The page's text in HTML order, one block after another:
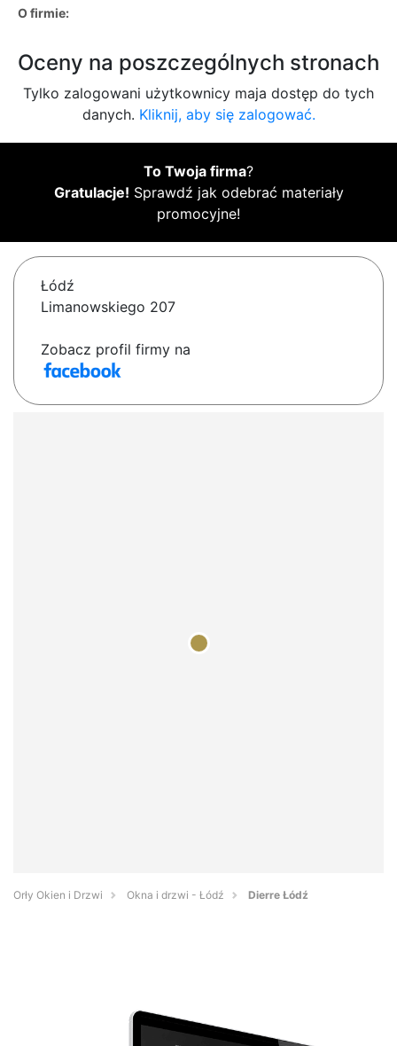
O firmie:
Oceny na poszczególnych stronach
Tylko zalogowani użytkownicy maja dostęp do tych
danych. Kliknij, aby się zalogować.
To Twoja firma?
Gratulacje! Sprawdź jak odebrać materiały
promocyjne!
Łódź
Limanowskiego 207
Zobacz profil firmy na
Orły Okien i Drzwi Okna i drzwi - Łódź Dierre Łódź